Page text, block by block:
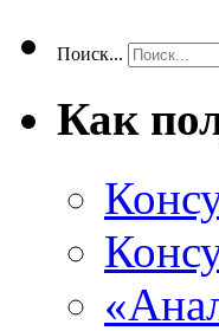
Поиск...
Как